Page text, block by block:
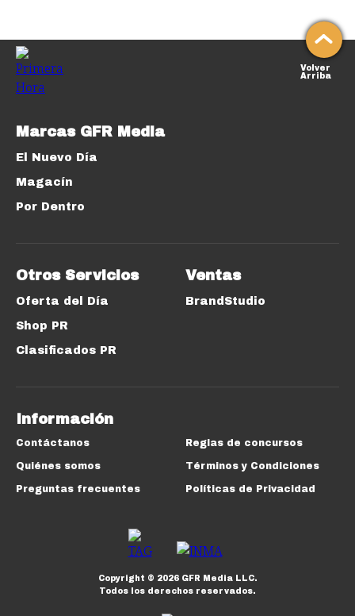
Volver
Arriba
Marcas GFR Media
El Nuevo Día
Magacín
Por Dentro
Otros Servicios
Oferta del Día
Shop PR
Clasificados PR
Ventas
BrandStudio
Información
Contáctanos
Quiénes somos
Preguntas frecuentes
Reglas de concursos
Términos y Condiciones
Políticas de Privacidad
Copyright © 2026GFR Media LLC.
Todos los derechos reservados.